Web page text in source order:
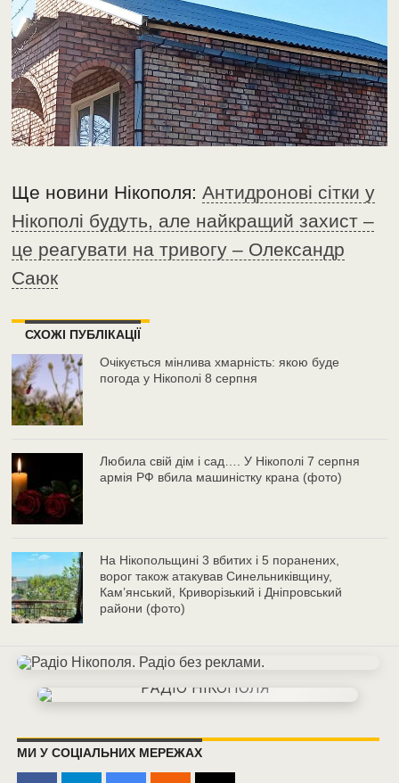
Ще новини Нікополя:Антидронові сітки у
Нікополі будуть, але найкращий захист –
це реагувати на тривогу – Олександр
Саюк
СХОЖІ ПУБЛІКАЦІЇ
Очікується мінлива хмарність: якою буде
погода у Нікополі 8 серпня
Любила свій дім і сад…. У Нікополі 7 серпня
армія РФ вбила машиністку крана (фото)
На Нікопольщині 3 вбитих і 5 поранених,
ворог також атакував Синельниківщину,
Кам’янський, Криворізький і Дніпровський
райони (фото)
МИ У СОЦІАЛЬНИХ МЕРЕЖАХ